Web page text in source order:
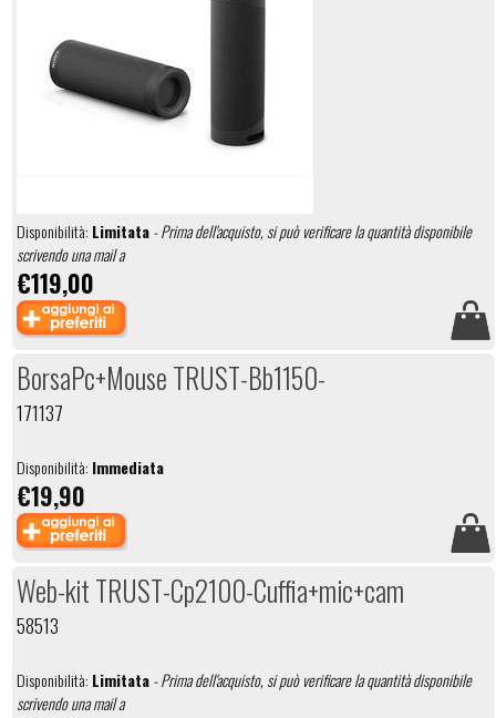
Disponibilità: Limitata- Prima dell'acquisto, si può verificare la quantità disponibile
scrivendo una mail a
€119,00
BorsaPc+Mouse TRUST-Bb1150-
171137
Disponibilità: Immediata
€19,90
Web-kit TRUST-Cp2100-Cuffia+mic+cam
58513
Disponibilità: Limitata- Prima dell'acquisto, si può verificare la quantità disponibile
scrivendo una mail a